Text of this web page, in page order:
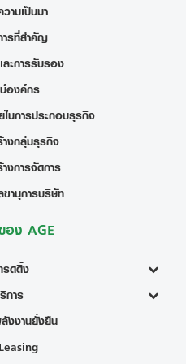
ามเป็นมา
รที่สำคัญ
ะการรับรอง
องค์กร
ในการประกอบธุรกิจ
งกลุ่มธุรกิจ
งการจัดการ
านุการบริษัท
อง AGE
รดดิ้ง
การ
งงานยั่งยืน